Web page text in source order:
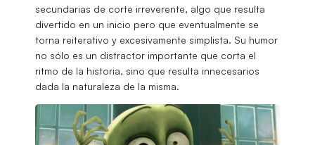
secundarias de corte irreverente, algo que resulta
divertido en un inicio pero que eventualmente se
torna reiterativo y excesivamente simplista. Su humor
no sólo es un distractor importante que corta el
ritmo de la historia, sino que resulta innecesarios
dada la naturaleza de la misma.